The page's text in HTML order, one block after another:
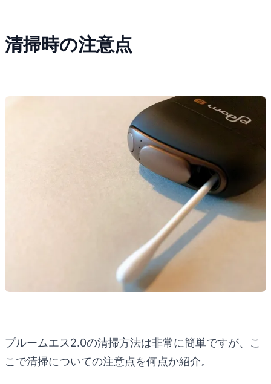
清掃時の注意点
プルームエス2.0の清掃方法は非常に簡単ですが、こ
こで清掃についての注意点を何点か紹介。